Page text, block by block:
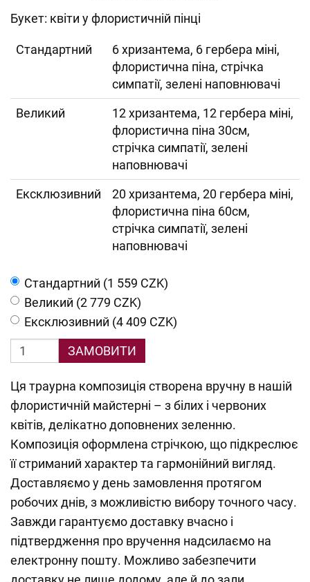
Букет: квіти у флористичній пінці
Cтандартний
6 хризантема, 6 гербера міні,
флористична піна, стрічка
симпатії, зелені наповнювачі
Великий
12 хризантема, 12 гербера міні,
флористична піна 30см,
стрічка симпатії, зелені
наповнювачі
Ексклюзивний
20 хризантема, 20 гербера міні,
флористична піна 60см,
стрічка симпатії, зелені
наповнювачі
Cтандартний (1 559 CZK)
Великий (2 779 CZK)
Ексклюзивний (4 409 CZK)
ЗАМОВИТИ
Ця траурна композиція створена вручну в нашій
флористичній майстерні – з білих і червоних
квітів, делікатно доповнених зеленню.
Композиція оформлена стрічкою, що підкреслює
її стриманий характер та гармонійний вигляд.
Доставляємо у день замовлення протягом
робочих днів, з можливістю вибору точного часу.
Завжди гарантуємо доставку вчасно і
підтвердження про вручення надсилаємо на
електронну пошту. Можливо забезпечити